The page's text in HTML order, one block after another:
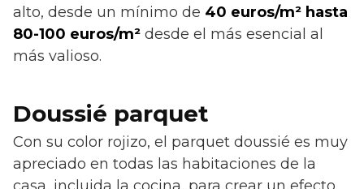
alto, desde un mínimo de 40 euros/m² hasta
80-100 euros/m² desde el más esencial al
más valioso.
Doussié parquet
Con su color rojizo, el parquet doussié es muy
apreciado en todas las habitaciones de la
casa, incluida la cocina, para crear un efecto